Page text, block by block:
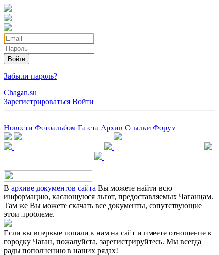
Войти
Забыли пароль?
Chagan.su
Зарегистрироваться Войти
Новости Фотоальбом Газета Архив Ссылки Форум
В архиве документов сайта Вы можете найти всю
информацию, касающуюся льгот, предоставляемых Чаганцам.
Там же Вы можете скачать все документы, сопутствующие
этой проблеме.
Если вы впервые попали к нам на сайт и имеете отношение к
городку Чаган, пожалуйста, зарегистрируйтесь. Мы всегда
рады пополнению в наших рядах!